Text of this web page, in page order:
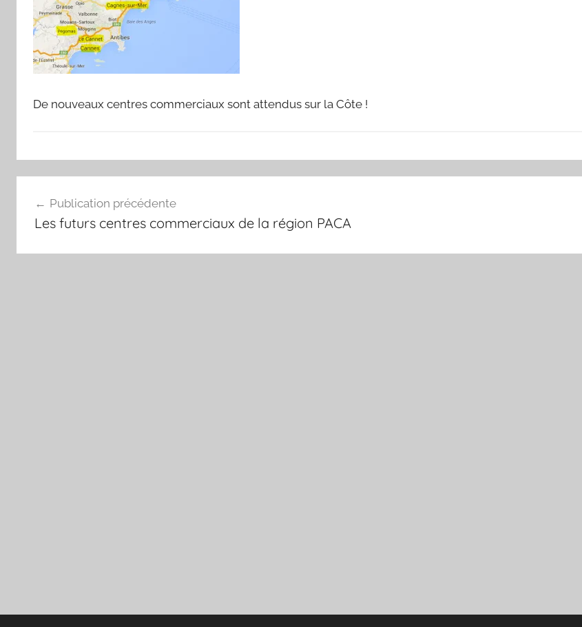
De nouveaux centres commerciaux sont attendus sur la Côte !
de
Publication précédente
Les futurs centres commerciaux de la région PACA